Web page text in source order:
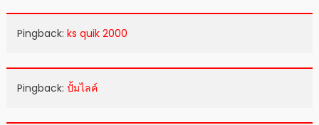
Pingback: ks quik 2000
Pingback: ปั้มไลค์